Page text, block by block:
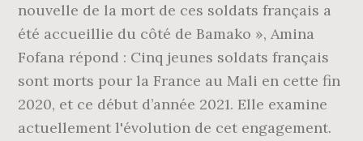
nouvelle de la mort de ces soldats français a
été accueillie du côté de Bamako », Amina
Fofana répond : Cinq jeunes soldats français
sont morts pour la France au Mali en cette fin
2020, et ce début d’année 2021. Elle examine
actuellement l'évolution de cet engagement.